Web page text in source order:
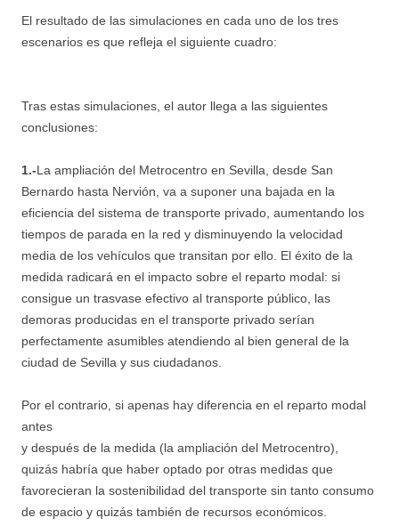
El resultado de las simulaciones en cada uno de los tres
escenarios es que refleja el siguiente cuadro:
Tras estas simulaciones, el autor llega a las siguientes
conclusiones:
1.-La ampliación del Metrocentro en Sevilla, desde San
Bernardo hasta Nervión, va a suponer una bajada en la
eficiencia del sistema de transporte privado, aumentando los
tiempos de parada en la red y disminuyendo la velocidad
media de los vehículos que transitan por ello. El éxito de la
medida radicará en el impacto sobre el reparto modal: si
consigue un trasvase efectivo al transporte público, las
demoras producidas en el transporte privado serían
perfectamente asumibles atendiendo al bien general de la
ciudad de Sevilla y sus ciudadanos.
Por el contrario, si apenas hay diferencia en el reparto modal
antes
y después de la medida (la ampliación del Metrocentro),
quizás habría que haber optado por otras medidas que
favorecieran la sostenibilidad del transporte sin tanto consumo
de espacio y quizás también de recursos económicos.